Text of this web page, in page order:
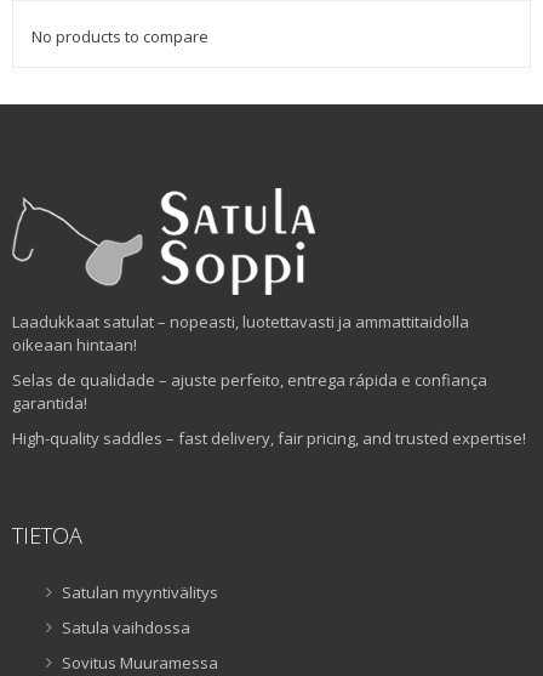
No products to compare
Laadukkaat satulat – nopeasti, luotettavasti ja ammattitaidolla
oikeaan hintaan!
Selas de qualidade – ajuste perfeito, entrega rápida e confiança
garantida!
High-quality saddles – fast delivery, fair pricing, and trusted expertise!
TIETOA
Satulan myyntivälitys
Satula vaihdossa
Sovitus Muuramessa